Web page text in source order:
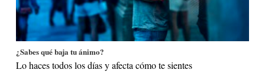
¿Sabes qué baja tu ánimo?
Lo haces todos los días y afecta cómo te sientes